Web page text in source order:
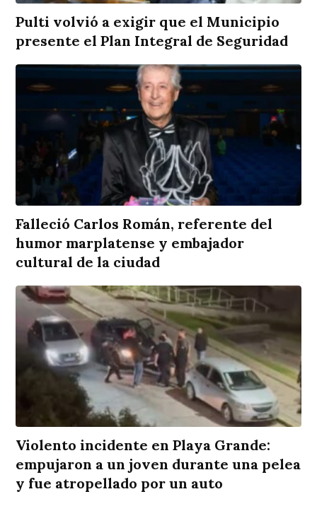
Pulti volvió a exigir que el Municipio
presente el Plan Integral de Seguridad
Falleció Carlos Román, referente del
humor marplatense y embajador
cultural de la ciudad
Violento incidente en Playa Grande:
empujaron a un joven durante una pelea
y fue atropellado por un auto